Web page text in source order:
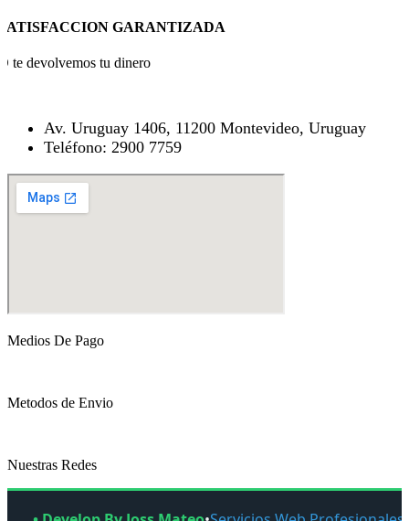
GARANTIZADA
te devolvemos tu dinero
Av. Uruguay 1406, 11200 Montevideo, Uruguay
Teléfono: 2900 7759
Medios De Pago
Metodos de Envio
Nuestras Redes